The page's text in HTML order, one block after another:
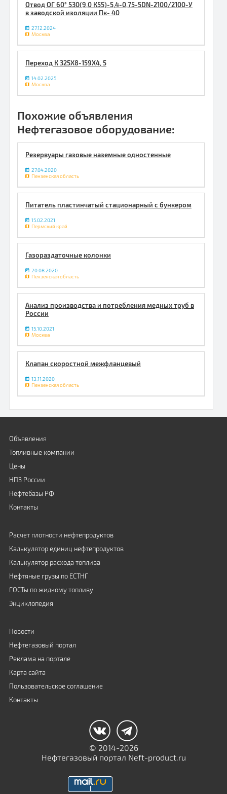
Отвод ОГ 60° 530(9,0 К55)-5,4-0,75-5DN-2100/2100-У
в заводской изоляции Пк- 40
27.12.2024
Москва
Переход К 325Х8-159Х4, 5
14.02.2025
Москва
Похожие объявления
Нефтегазовое оборудование:
Резервуары газовые наземные одностенные
27.04.2020
Пензенская область
Питатель пластинчатый стационарный с бункером
15.02.2021
Пермский край
Газораздаточные колонки
20.08.2020
Пензенская область
Анализ производства и потребления медных труб в
России
15.10.2021
Москва
Клапан скоростной межфланцевый
13.11.2020
Пензенская область
Объявления
Топливные компании
Цены
НПЗ России
Нефтебазы РФ
Контакты
Расчет плотности нефтепродуктов
Калькулятор единиц нефтепродуктов
Калькулятор расхода топлива
Нефтяные грузы по ЕСТНГ
ГОСТы по жидкому топливу
Энциклопедия
Новости
Нефтегазовый портал
Реклама на портале
Карта сайта
Пользовательское соглашение
Контакты
© 2014-2026
Нефтегазовый портал Neft-product.ru